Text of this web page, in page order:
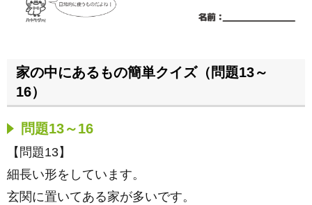
家の中にあるもの簡単クイズ（問題13～
16）
問題13～16
【問題13】
細長い形をしています。
玄関に置いてある家が多いです。